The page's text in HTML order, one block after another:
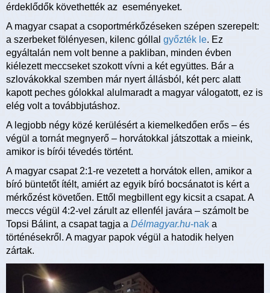
érdeklődők követhették az eseményeket.
A magyar csapat a csoportmérkőzéseken szépen szerepelt:
a szerbeket fölényesen, kilenc góllal győzték le. Ez
egyáltalán nem volt benne a pakliban, minden évben
kiélezett meccseket szokott vívni a két együttes. Bár a
szlovákokkal szemben már nyert állásból, két perc alatt
kapott peches gólokkal alulmaradt a magyar válogatott, ez is
elég volt a továbbjutáshoz.
A legjobb négy közé kerülésért a kiemelkedően erős – és
végül a tornát megnyerő – horvátokkal játszottak a mieink,
amikor is bírói tévedés történt.
A magyar csapat 2:1-re vezetett a horvátok ellen, amikor a
bíró büntetőt ítélt, amiért az egyik bíró bocsánatot is kért a
mérkőzést követően. Ettől megbillent egy kicsit a csapat. A
meccs végül 4:2-vel zárult az ellenfél javára – számolt be
Topsi Bálint, a csapat tagja a Délmagyar.hu-nak a
történésekről. A magyar papok végül a hatodik helyen
zártak.